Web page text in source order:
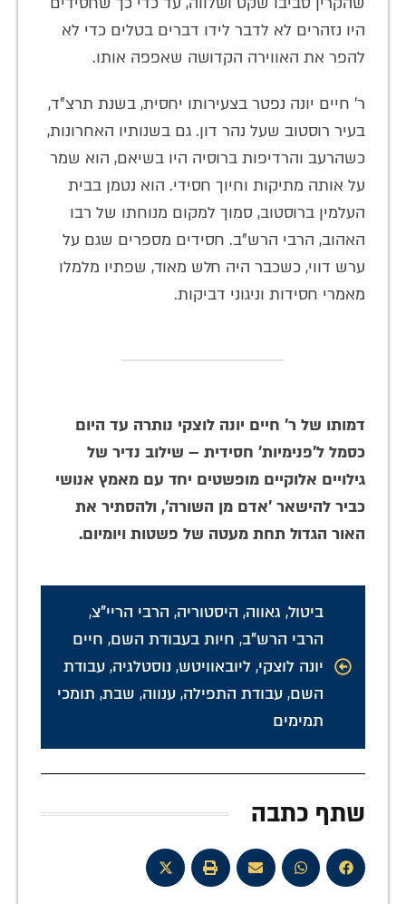
היו נזהרים לא לדבר לידו דברים בטלים כדי לא
להפר את האווירה הקדושה שאפפה אותו.
ר' חיים יונה נפטר בצעירותו יחסית, בשנת תרצ"ד,
בעיר רוסטוב שעל נהר דון. גם בשנותיו האחרונות,
כשהרעב והרדיפות ברוסיה היו בשיאם, הוא שמר
על אותה מתיקות וחיוך חסידי. הוא נטמן בבית
העלמין ברוסטוב, סמוך למקום מנוחתו של רבו
האהוב, הרבי הרש"ב. חסידים מספרים שגם על
ערש דווי, כשכבר היה חלש מאוד, שפתיו מלמלו
מאמרי חסידות וניגוני דביקות.
דמותו של ר' חיים יונה לוצקי נותרה עד היום
כסמל ל'פנימיות' חסידית – שילוב נדיר של
גילויים אלוקיים מופשטים יחד עם מאמץ אנושי
כביר להישאר 'אדם מן השורה', ולהסתיר את
האור הגדול תחת מעטה של פשטות ויומיום.
ביטול, גאווה, היסטוריה, הרבי הריי"צ,
הרבי הרש"ב, חיות בעבודת השם, חיים
יונה לוצקי, ליובאוויטש, נוסטלגיה, עבודת
השם, עבודת התפילה, ענווה, שבת, תומכי
תמימים
שתף כתבה